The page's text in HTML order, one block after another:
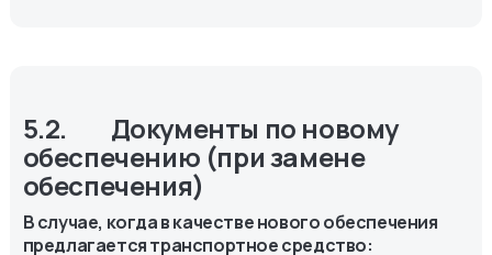
5.2.	Документы по новому
обеспечению (при замене
обеспечения)
В случае, когда в качестве нового обеспечения
предлагается транспортное средство: